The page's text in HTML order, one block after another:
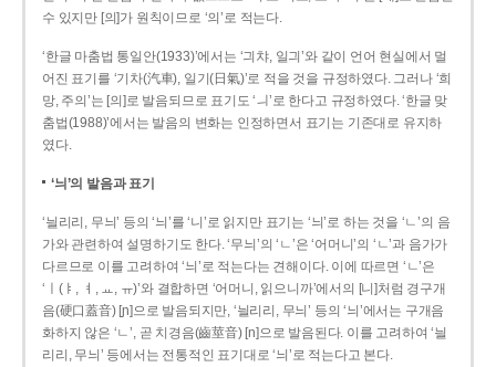
수 있지만 [의]가 원칙이므로 ‘의’로 적는다.
‘한글 마춤법 통일안(1933)’에서는 ‘긔챠, 일긔’와 같이 언어 현실에서 멀
어진 표기를 ‘기차(汽車), 일기(日氣)’로 적을 것을 규정하였다. 그러나 ‘희
망, 주의’는 [의]로 발음되므로 표기도 ‘ㅢ’로 한다고 규정하였다. ‘한글 맞
춤법(1988)’에서는 발음의 변화는 인정하면서 표기는 기존대로 유지하
였다.
‘늬’의 발음과 표기
‘늴리리, 무늬’ 등의 ‘늬’를 ‘니’로 읽지만 표기는 ‘늬’로 하는 것을 ‘ㄴ’의 음
가와 관련하여 설명하기도 한다. ‘무늬’의 ‘ㄴ’은 ‘어머니’의 ‘ㄴ’과 음가가
다르므로 이를 고려하여 ‘늬’로 적는다는 견해이다. 이에 따르면 ‘ㄴ’은
‘ㅣ(ㅑ, ㅕ, ㅛ, ㅠ)’와 결합하면 ‘어머니, 읽으니까’에서의 [니]처럼 경구개
음(硬口蓋音) [ɲ]으로 발음되지만, ‘늴리리, 무늬’ 등의 ‘늬’에서는 구개음
화하지 않은 ‘ㄴ’, 곧 치경음(齒莖音) [n]으로 발음된다. 이를 고려하여 ‘늴
리리, 무늬’ 등에서는 전통적인 표기대로 ‘늬’로 적는다고 본다.